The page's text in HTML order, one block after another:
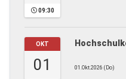
09:30
OKT
01 01.Okt.2026 (Do)